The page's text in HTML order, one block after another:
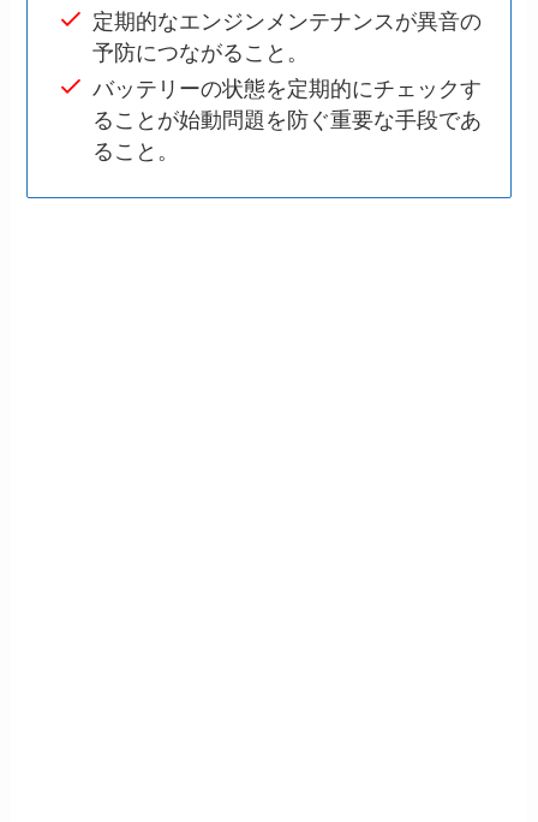
定期的なエンジンメンテナンスが異音の
予防につながること。
バッテリーの状態を定期的にチェックす
ることが始動問題を防ぐ重要な手段であ
ること。